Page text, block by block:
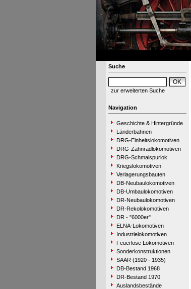
Suche
zur erweiterten Suche
Navigation
Geschichte & Hintergründe
Länderbahnen
DRG-Einheitslokomotiven
DRG-Zahnradlokomotiven
DRG-Schmalspurlok.
Kriegslokomotiven
Verlagerungsbauten
DB-Neubaulokomotiven
DB-Umbaulokomotiven
DR-Neubaulokomotiven
DR-Rekolokomotiven
DR - "6000er"
ELNA-Lokomotiven
Industrielokomotiven
Feuerlose Lokomotiven
Sonderkonstruktionen
SAAR (1920 - 1935)
DB-Bestand 1968
DR-Bestand 1970
Auslandsbestände